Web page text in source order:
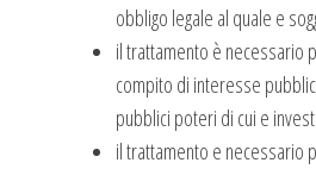
obbligo legale al quale e
il trattamento è necessario
compito di interesse
pubblici poteri di cui e
il trattamento e necessario